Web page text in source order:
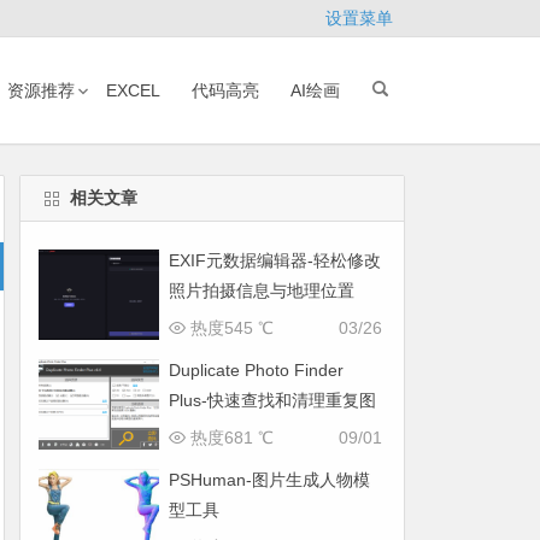
设置菜单
资源推荐 EXCEL 代码高亮 AI绘画
相关文章
EXIF元数据编辑器-轻松修改
照片拍摄信息与地理位置
03/26
热度545 ℃
Duplicate Photo Finder
Plus-快速查找和清理重复图
片
09/01
热度681 ℃
PSHuman-图片生成人物模
型工具